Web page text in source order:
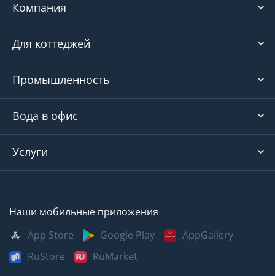
Компания
Для коттеджей
Промышленность
Вода в офис
Услуги
Наши мобильные приложения
App Store
Google Play
AppGallery
RuStore
RuMarket